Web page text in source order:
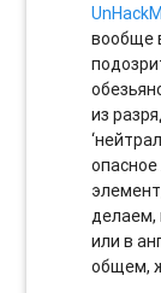
вообще
из
делаем,
или в
общем,